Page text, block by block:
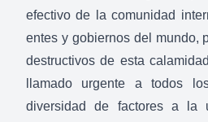
efectivo de la comunidad
entes y gobiernos del mundo,
destructivos de esta
llamado urgente a todos
diversidad de factores a la